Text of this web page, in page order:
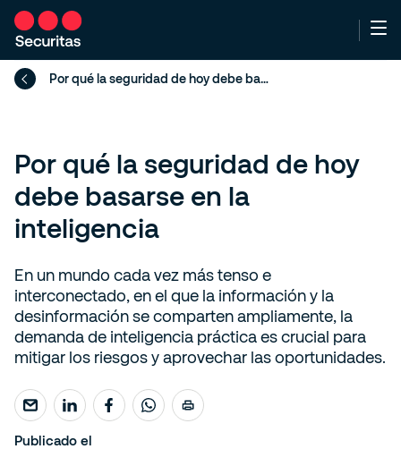
Por qué la seguridad de hoy debe basarse en la inteligencia
Por qué la seguridad de hoy
debe basarse en la
inteligencia
En un mundo cada vez más tenso e
interconectado, en el que la información y la
desinformación se comparten ampliamente, la
demanda de inteligencia práctica es crucial para
mitigar los riesgos y aprovechar las oportunidades.
Publicado el